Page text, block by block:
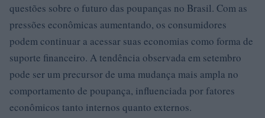
questões sobre o futuro das poupanças no Brasil. Com as
pressões econômicas aumentando, os consumidores
podem continuar a acessar suas economias como forma de
suporte financeiro. A tendência observada em setembro
pode ser um precursor de uma mudança mais ampla no
comportamento de poupança, influenciada por fatores
econômicos tanto internos quanto externos.